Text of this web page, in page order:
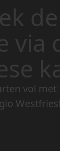
de
via
vol